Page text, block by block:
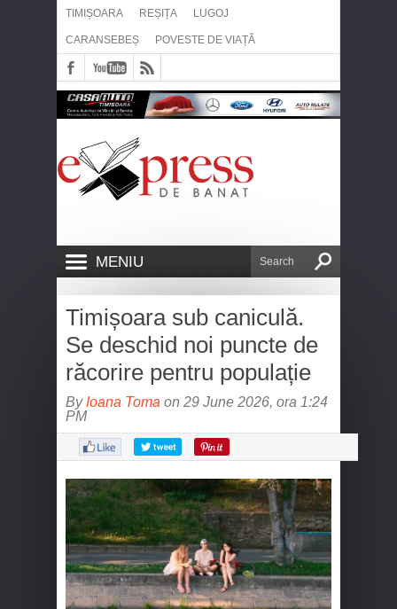
TIMIȘOARA REȘIȚA LUGOJ
CARANSEBEȘ POVESTE DE VIAȚĂ
MENIU
Timișoara sub caniculă.
Se deschid noi puncte de
răcorire pentru populație
By Ioana Toma on 29 June 2026, ora 1:24
PM